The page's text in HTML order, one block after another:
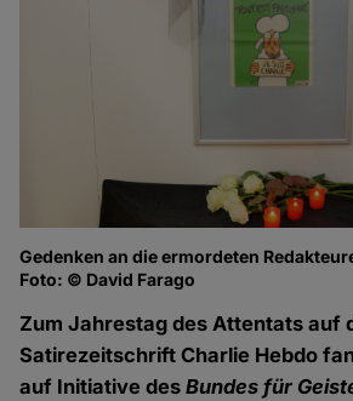
Gedenken an die ermordeten
Foto: © David Farago
Zum Jahrestag des Attentats auf
Satirezeitschrift Charlie Hebdo
auf Initiative desBundes für